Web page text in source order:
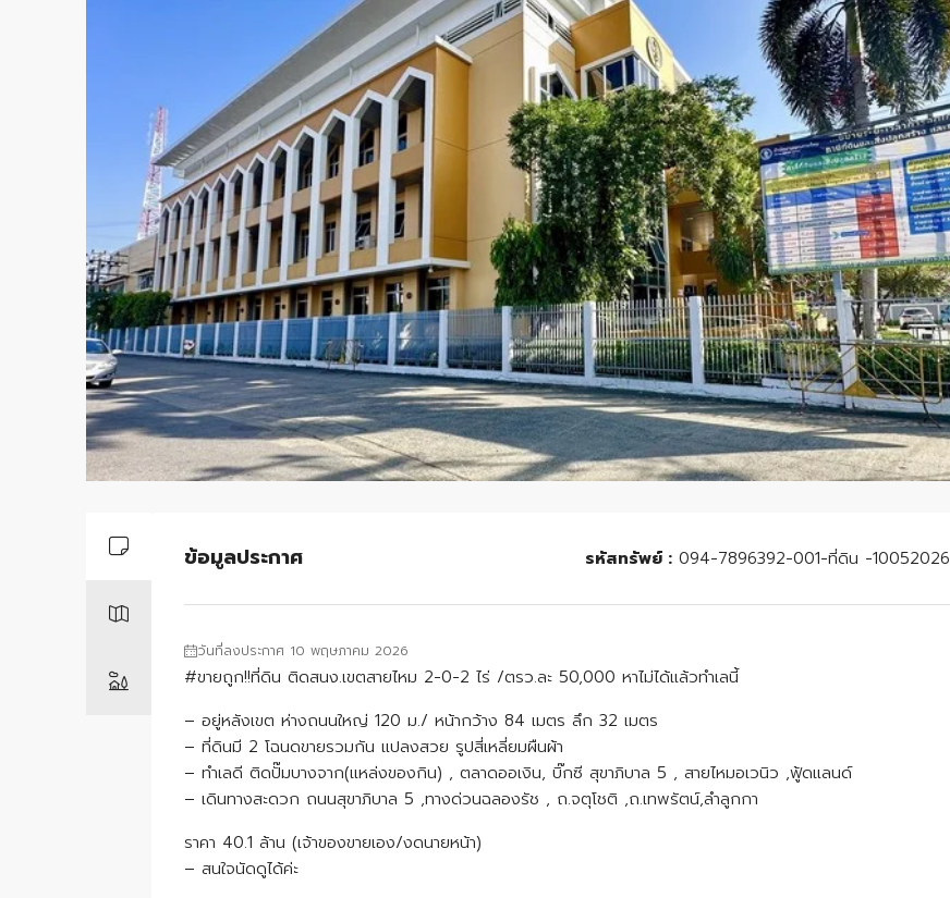
ข้อมูลประกาศ รหัสทรัพย์ : 094-7896392-001-ที่ดิน -10052026
วันที่ลงประกาศ 10 พฤษภาคม 2026
#ขายถูก!!ที่ดิน ติดสนง.เขตสายไหม 2-0-2 ไร่ /ตรว.ละ 50,000 หาไม่ได้แล้วทำเลนี้
– อยู่หลังเขต ห่างถนนใหญ่ 120 ม./ หน้ากว้าง 84 เมตร ลึก 32 เมตร
– ที่ดินมี 2 โฉนดขายรวมกัน แปลงสวย รูปสี่เหลี่ยมผืนผ้า
– ทำเลดี ติดปั๊มบางจาก(แหล่งของกิน) , ตลาดออเงิน, บิ๊กซี สุขาภิบาล 5 , สายไหมอเวนิว ,ฟู้ดแลนด์
– เดินทางสะดวก ถนนสุขาภิบาล 5 ,ทางด่วนฉลองรัช , ถ.จตุโชติ ,ถ.เทพรัตน์,ลำลูกกา
ราคา 40.1 ล้าน (เจ้าของขายเอง/งดนายหน้า)
– สนใจนัดดูได้ค่ะ